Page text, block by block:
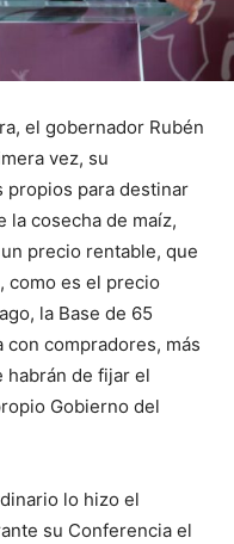
el gobernador Rubén
vez, su
propios para destinar
la cosecha de maíz,
precio rentable, que
como es el precio
la Base de 65
con compradores, más
habrán de fijar el
Gobierno del
lo hizo el
su Conferencia el